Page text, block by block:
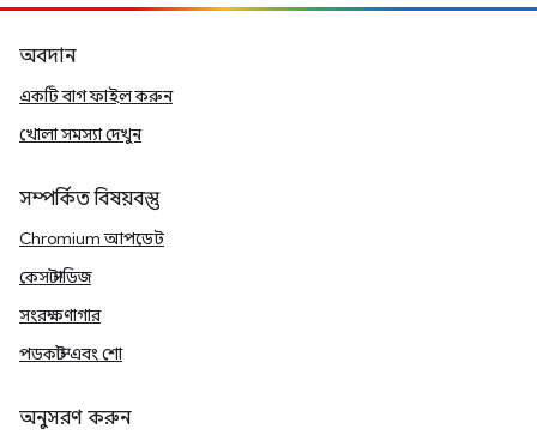
অবদান
একটি বাগ ফাইল করুন
খোলা সমস্যা দেখুন
সম্পর্কিত বিষয়বস্তু
Chromium আপডেট
কেস স্টাডিজ
সংরক্ষণাগার
পডকাস্ট এবং শো
অনুসরণ করুন